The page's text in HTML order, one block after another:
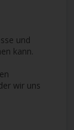
und
kann.
wir uns